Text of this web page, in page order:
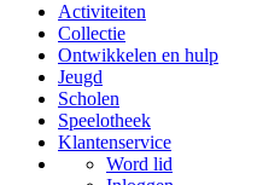
Activiteiten
Collectie
Ontwikkelen en hulp
Jeugd
Scholen
Speelotheek
Klantenservice
Word lid